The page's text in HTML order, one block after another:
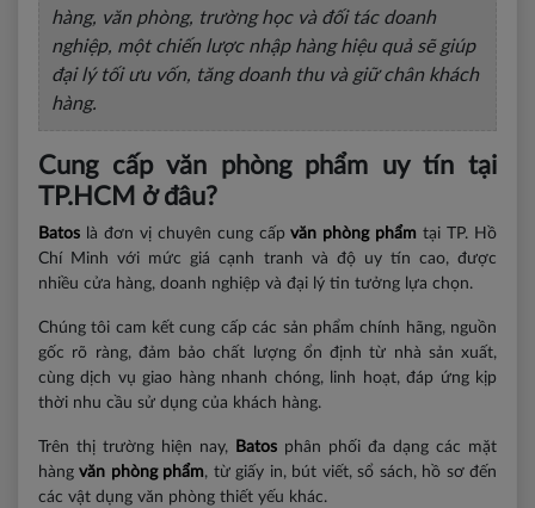
hàng, văn phòng, trường học và đối tác doanh
nghiệp, một chiến lược nhập hàng hiệu quả sẽ giúp
đại lý tối ưu vốn, tăng doanh thu và giữ chân khách
hàng.
Cung cấp văn phòng phẩm uy tín tại
TP.HCM ở đâu?
Batos là đơn vị chuyên cung cấpvăn phòng phẩm tại TP. Hồ
Chí Minh với mức giá cạnh tranh và độ uy tín cao, được
nhiều cửa hàng, doanh nghiệp và đại lý tin tưởng lựa chọn.
Chúng tôi cam kết cung cấp các sản phẩm chính hãng, nguồn
gốc rõ ràng, đảm bảo chất lượng ổn định từ nhà sản xuất,
cùng dịch vụ giao hàng nhanh chóng, linh hoạt, đáp ứng kịp
thời nhu cầu sử dụng của khách hàng.
Trên thị trường hiện nay, Batos phân phối đa dạng các mặt
hàngvăn phòng phẩm, từ giấy in, bút viết, sổ sách, hồ sơ đến
các vật dụng văn phòng thiết yếu khác.